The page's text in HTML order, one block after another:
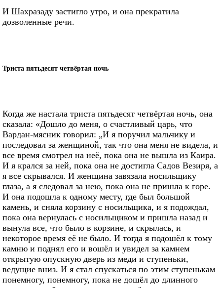
И Шахразаду застигло утро, и она прекратила
дозволенные речи.
Триста пятьдесят четвёртая ночь
Когда же настала триста пятьдесят четвёртая ночь, она
сказала: «Дошло до меня, о счастливый царь, что
Вардан-мясник говорил: „И я поручил мальчику и
последовал за женщиной, так что она меня не видела, и
все время смотрел на неё, пока она не вышла из Каира.
И я крался за ней, пока она не достигла Садов Везиря, а
я все скрывался. И женщина завязала носильщику
глаза, а я следовал за нею, пока она не пришла к горе.
И она подошла к одному месту, где был большой
камень, и сняла корзину с носильщика, и я подождал,
пока она вернулась с носильщиком и пришла назад и
вынула все, что было в корзине, и скрылась, и
некоторое время её не было. И тогда я подошёл к тому
камню и поднял его и вошёл и увидел за камнем
открытую опускную дверь из меди и ступеньки,
ведущие вниз. И я стал спускаться по этим ступенькам
понемногу, понемногу, пока не дошёл до длинного